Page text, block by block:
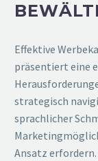
Effektive
präsentiert eine
strategisch
sprachlicher
Ansatz